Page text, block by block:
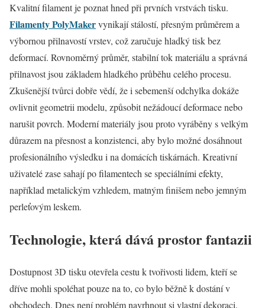
Kvalitní filament je poznat hned při prvních vrstvách tisku.
Filamenty PolyMakervynikají stálostí, přesným průměrem a
výbornou přilnavostí vrstev, což zaručuje hladký tisk bez
deformací. Rovnoměrný průměr, stabilní tok materiálu a správná
přilnavost jsou základem hladkého průběhu celého procesu.
Zkušenější tvůrci dobře vědí, že i sebemenší odchylka dokáže
ovlivnit geometrii modelu, způsobit nežádoucí deformace nebo
narušit povrch. Moderní materiály jsou proto vyráběny s velkým
důrazem na přesnost a konzistenci, aby bylo možné dosáhnout
profesionálního výsledku i na domácích tiskárnách. Kreativní
uživatelé zase sahají po filamentech se speciálními efekty,
například metalickým vzhledem, matným finišem nebo jemným
perleťovým leskem.
Technologie, která dává prostor fantazii
Dostupnost 3D tisku otevřela cestu k tvořivosti lidem, kteří se
dříve mohli spoléhat pouze na to, co bylo běžně k dostání v
obchodech. Dnes není problém navrhnout si vlastní dekoraci,